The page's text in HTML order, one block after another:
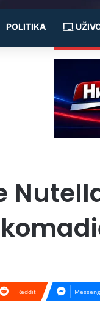
POLITIKA
Reddit